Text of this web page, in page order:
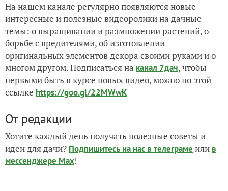
На нашем канале регулярно появляются новые
интересные и полезные видеоролики на дачные
темы: о выращивании и размножении растений, о
борьбе с вредителями, об изготовлении
оригинальных элементов декора своими руками и о
многом другом. Подписаться на канал 7дач, чтобы
первыми быть в курсе новых видео, можно по этой
ссылке https://goo.gl/22MWwK
От редакции
Хотите каждый день получать полезные советы и
идеи для дачи? Подпишитесь на нас в телеграме или в
мессенджере Max!